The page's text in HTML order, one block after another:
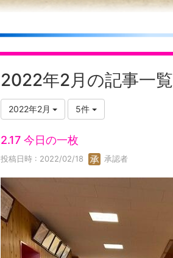
2022年2月の記事一覧
2022年2月 5件
2.17 今日の一枚
投稿日時 : 2022/02/18 承認者